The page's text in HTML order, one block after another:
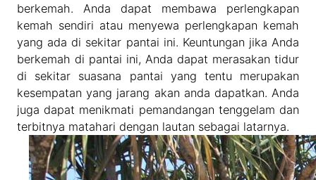
berkemah. Anda dapat membawa perlengkapan
kemah sendiri atau menyewa perlengkapan kemah
yang ada di sekitar pantai ini. Keuntungan jika Anda
berkemah di pantai ini, Anda dapat merasakan tidur
di sekitar suasana pantai yang tentu merupakan
kesempatan yang jarang akan anda dapatkan. Anda
juga dapat menikmati pemandangan tenggelam dan
terbitnya matahari dengan lautan sebagai latarnya.